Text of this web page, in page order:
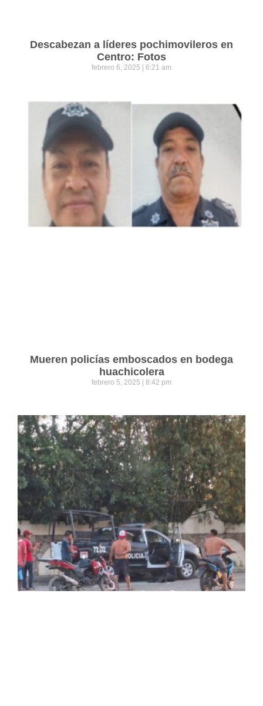
Descabezan a líderes pochimovileros en
Centro: Fotos
febrero 6, 2025 6:21 am
Mueren policías emboscados en bodega
huachicolera
febrero 5, 2025 8:42 pm